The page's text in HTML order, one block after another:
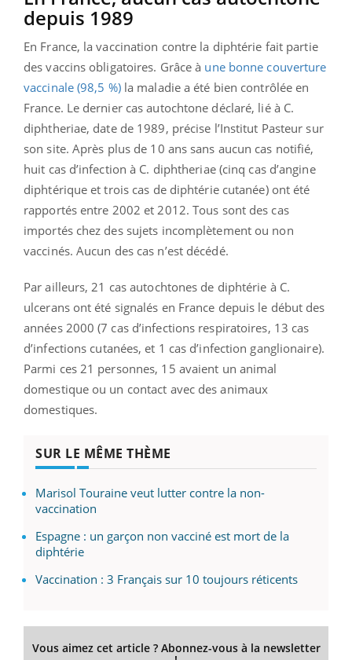
depuis 1989
En France, la vaccination contre la diphtérie fait partie
des vaccins obligatoires. Grâce à une bonne couverture
vaccinale (98,5 %)la maladie a été bien contrôlée en
France. Le dernier cas autochtone déclaré, lié à C.
diphtheriae, date de 1989, précise l’Institut Pasteur sur
son site. Après plus de 10 ans sans aucun cas notifié,
huit cas d’infection à C. diphtheriae (cinq cas d’angine
diphtérique et trois cas de diphtérie cutanée) ont été
rapportés entre 2002 et 2012. Tous sont des cas
importés chez des sujets incomplètement ou non
vaccinés. Aucun des cas n’est décédé.
Par ailleurs, 21 cas autochtones de diphtérie à C.
ulcerans ont été signalés en France depuis le début des
années 2000 (7 cas d’infections respiratoires, 13 cas
d’infections cutanées, et 1 cas d’infection ganglionaire).
Parmi ces 21 personnes, 15 avaient un animal
domestique ou un contact avec des animaux
domestiques.
SUR LE MÊME THÈME
Marisol Touraine veut lutter contre la non-
vaccination
Espagne : un garçon non vacciné est mort de la
diphtérie
Vaccination : 3 Français sur 10 toujours réticents
Vous aimez cet article ? Abonnez-vous à la newsletter